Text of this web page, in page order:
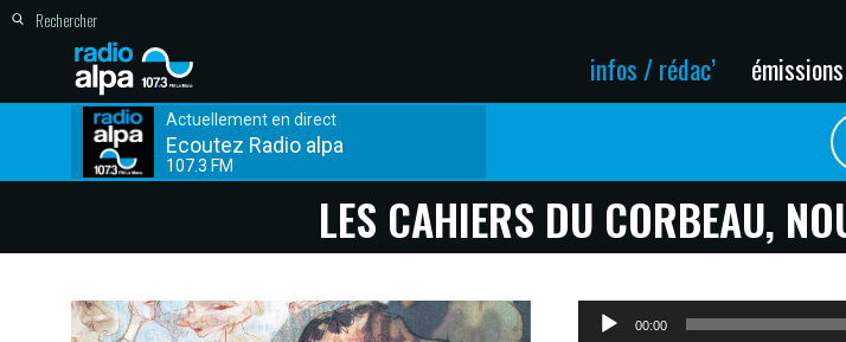
infos / rédac’ émissions
Actuellement en direct
Ecoutez Radio alpa
107.3 FM
LES CAHIERS DU CORBEAU,
Lecteur
00:00